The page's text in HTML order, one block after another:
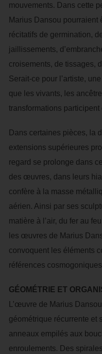
mouvements. Dans cette
Marius Dansou pourraient
récitatifs de germination,
jaillissements,
croisements, de tissages,
Serait-ce pour l’artiste,
que les vivants, les
transformations participent
Dans certaines pièces, la
extensions supérieures
regard se prolonge dans
des œuvres, dans leurs
confère à la masse
aérien. Ainsi par ses
matière à l’air, du fer au
les œuvres de Marius
convoquent les éléments
références
GÉOMÉTRIE ET
L’œuvre de Marius
géométrique récurrente et
anneaux empilés aux
enroulements. Des